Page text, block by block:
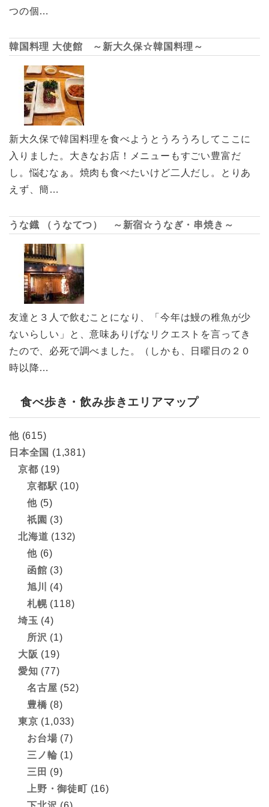
つの個…
韓国料理 大使館 ～新大久保☆韓国料理～
新大久保で韓国料理を食べようとうろうろしてここに
入りました。大きなお店！メニューもすごい豊富だ
し。悩むなぁ。焼肉も食べたいけど二人だし。とりあ
えず、簡…
うな鐡 （うなてつ） ～新宿☆うなぎ・串焼き～
友達と３人で飲むことになり、「今年は鰻の稚魚が少
ないらしい」と、意味ありげなリクエストを言ってき
たので、必死で調べました。（しかも、日曜日の２０
時以降…
食べ歩き・飲み歩きエリアマップ
他(615)
日本全国 (1,381)
京都 (19)
京都駅 (10)
他(5)
祇園 (3)
北海道 (132)
他(6)
函館 (3)
旭川
(4)
札幌(118)
埼玉 (4)
所沢 (1)
大阪 (19)
愛知 (77)
名古屋 (52)
豊橋 (8)
東京 (1,033)
お台場 (7)
三ノ輪 (1)
三田 (9)
上野・御徒町 (16)